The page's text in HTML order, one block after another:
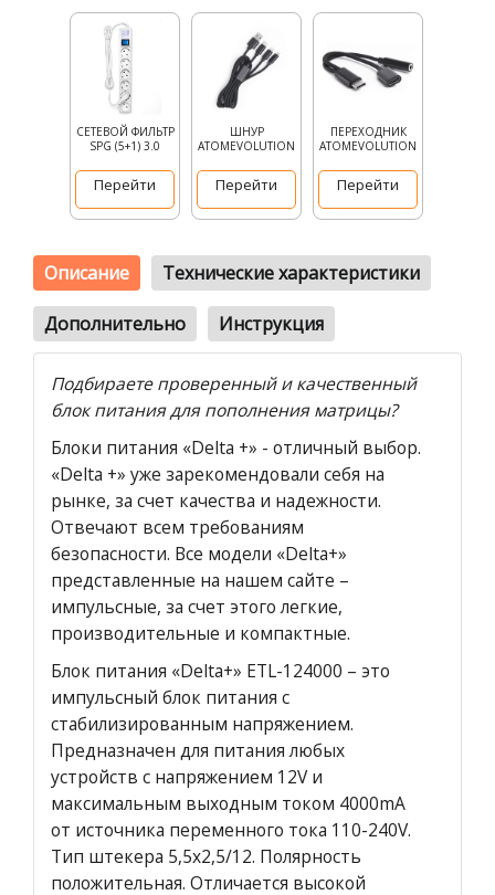
СЕТЕВОЙ ФИЛЬТР
SPG (5+1) 3.0
Перейти
ШНУР
ATOMEVOLUTION
Перейти
ПЕРЕХОДНИК
ATOMEVOLUTION
Перейти
Описание Технические характеристики
Дополнительно Инструкция
Подбираете проверенный и качественный
блок питания для пополнения матрицы?
Блоки питания «Delta +» - отличный выбор.
«Delta +» уже зарекомендовали себя на
рынке, за счет качества и надежности.
Отвечают всем требованиям
безопасности. Все модели «Delta+»
представленные на нашем сайте –
импульсные, за счет этого легкие,
производительные и компактные.
Блок питания «Delta+» ETL-124000 – это
импульсный блок питания с
стабилизированным напряжением.
Предназначен для питания любых
устройств с напряжением 12V и
максимальным выходным током 4000mA
от источника переменного тока 110-240V.
Тип штекера 5,5х2,5/12. Полярность
положительная. Отличается высокой